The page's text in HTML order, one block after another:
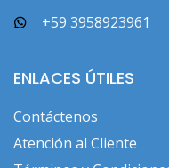
+59 3958923961
ENLACES ÚTILES
Contáctenos
Atención al Cliente